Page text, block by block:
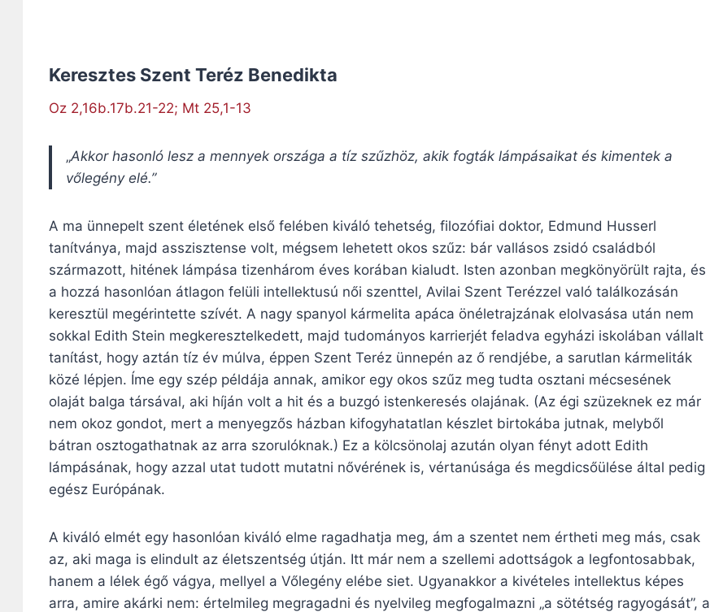
Keresztes Szent Teréz Benedikta
Oz 2,16b.17b.21-22; Mt 25,1-13
„Akkor hasonló lesz a mennyek országa a tíz szűzhöz, akik fogták lámpásaikat és kimentek a
vőlegény elé.”
A ma ünnepelt szent életének első felében kiváló tehetség, filozófiai doktor, Edmund Husserl
tanítványa, majd asszisztense volt, mégsem lehetett okos szűz: bár vallásos zsidó családból
származott, hitének lámpása tizenhárom éves korában kialudt. Isten azonban megkönyörült rajta, és
a hozzá hasonlóan átlagon felüli intellektusú női szenttel, Avilai Szent Terézzel való találkozásán
keresztül megérintette szívét. A nagy spanyol kármelita apáca önéletrajzának elolvasása után nem
sokkal Edith Stein megkeresztelkedett, majd tudományos karrierjét feladva egyházi iskolában vállalt
tanítást, hogy aztán tíz év múlva, éppen Szent Teréz ünnepén az ő rendjébe, a sarutlan kármeliták
közé lépjen. Íme egy szép példája annak, amikor egy okos szűz meg tudta osztani mécsesének
olaját balga társával, aki híján volt a hit és a buzgó istenkeresés olajának. (Az égi szüzeknek ez már
nem okoz gondot, mert a menyegzős házban kifogyhatatlan készlet birtokába jutnak, melyből
bátran osztogathatnak az arra szorulóknak.) Ez a kölcsönolaj azután olyan fényt adott Edith
lámpásának, hogy azzal utat tudott mutatni nővérének is, vértanúsága és megdicsőülése által pedig
egész Európának.
A kiváló elmét egy hasonlóan kiváló elme ragadhatja meg, ám a szentet nem értheti meg más, csak
az, aki maga is elindult az életszentség útján. Itt már nem a szellemi adottságok a legfontosabbak,
hanem a lélek égő vágya, mellyel a Vőlegény elébe siet. Ugyanakkor a kivételes intellektus képes
arra, amire akárki nem: értelmileg megragadni és nyelvileg megfogalmazni „a sötétség ragyogását”, a